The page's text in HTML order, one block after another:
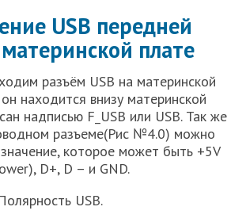
USB передней
плате
разъём USB на материнской
находится внизу материнской
надписью F_USB или USB. Так же
разъеме(Рис №4.0) можно
которое может быть +5V
D+, D – и GND.
USB.